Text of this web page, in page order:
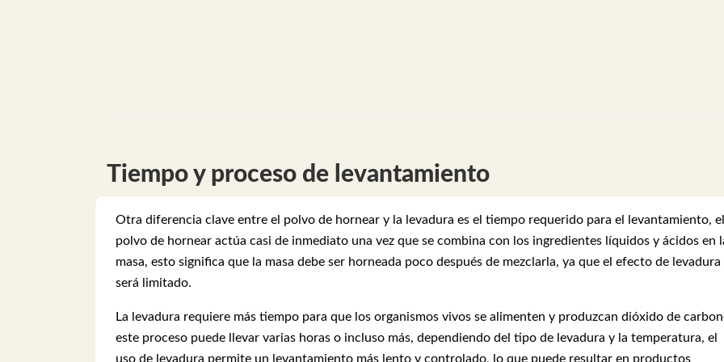
Tiempo y proceso de levantamiento
Otra diferencia clave entre el polvo de hornear y la levadura es el tiempo requerido para el levantamiento, el
polvo de hornear actúa casi de inmediato una vez que se combina con los ingredientes líquidos y ácidos en
masa, esto significa que la masa debe ser horneada poco después de mezclarla, ya que el efecto de levadura
será limitado.
La levadura requiere más tiempo para que los organismos vivos se alimenten y produzcan dióxido de
este proceso puede llevar varias horas o incluso más, dependiendo del tipo de levadura y la temperatura, el
uso de levadura permite un levantamiento más lento y controlado, lo que puede resultar en productos